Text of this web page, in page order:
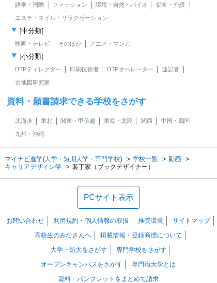
語学・国際 ファッション 環境・自然・バイオ
福祉・介護
エステ・ネイル・リラクゼーション
[中分類]
映画・テレビ そのほか アニメ・マンガ
[小分類]
DTPディレクター 印刷技術者 DTPオペレーター
速記者
古地図研究家
資料・願書請求できる学校をさがす
北海道 東北 関東・甲信越 東海・北陸 関西
中国・四国
九州・沖縄
マイナビ進学(大学・短期大学・専門学校) 学校一覧
動画
キャリアデザイン学
装丁家（ブックデザイナー）
PCサイト表示
お問い合わせ 利用規約・個人情報の取扱 推奨環境
サイトマップ
高校生のみなさんへ
掲載情報・登録商標について
大学・短大をさがす
専門学校をさがす
オープンキャンパスをさがす
専門職大学とは
資料・パンフレットをまとめて請求